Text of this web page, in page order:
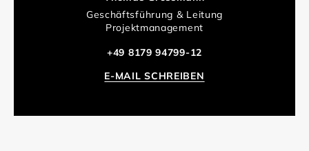
Geschäftsführung & Leitung
Projektmanagement
+49 8179 94799-12
E-MAIL SCHREIBEN